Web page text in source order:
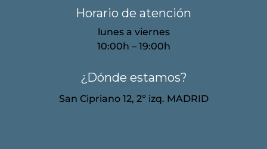
Horario de atención
lunes a viernes
10:00h – 19:00h
¿Dónde estamos?
San Cipriano 12, 2º izq. MADRID